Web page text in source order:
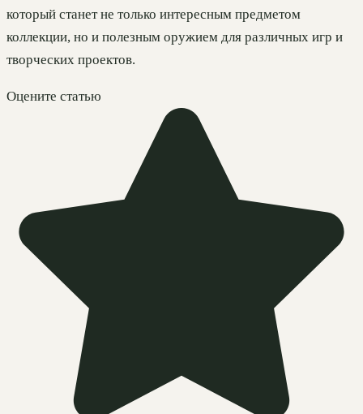
который станет не только интересным предметом
коллекции, но и полезным оружием для различных игр и
творческих проектов.
Оцените статью